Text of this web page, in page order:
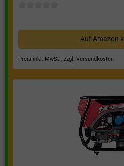
Auf Amazon
Preis inkl. MwSt., zzgl. Versandkosten